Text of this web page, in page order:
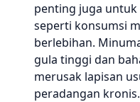
penting juga
seperti konsumsi
berlebihan.
gula tinggi dan
merusak lapisan
peradangan